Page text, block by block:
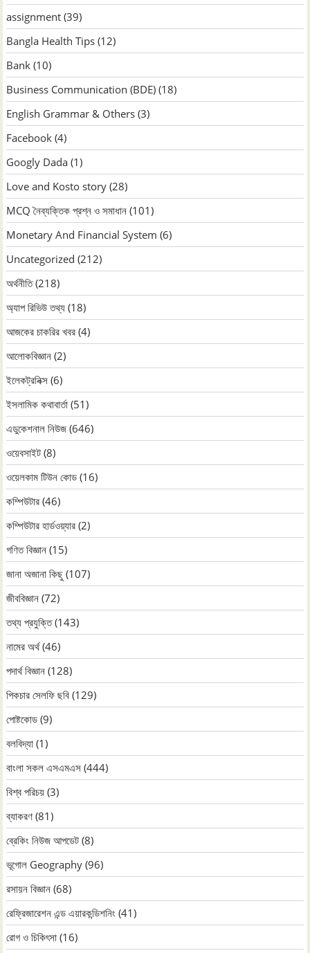
assignment (39)
Bangla Health Tips (12)
Bank (10)
Business Communication (BDE) (18)
English Grammar & Others (3)
Facebook (4)
Googly Dada (1)
Love and Kosto story (28)
MCQ নৈব্যক্তিক প্রশ্ন ও সমাধান (101)
Monetary And Financial System (6)
Uncategorized (212)
অর্থনীতি(218)
অ্যাপ রিভিউ তথ্য (18)
আজকের চাকরির খবর (4)
আলোকবিজ্ঞান (2)
ইলেকট্রনিক্স (6)
ইসলামিক কথাবার্তা (51)
এডুকেশনাল নিউজ (646)
ওয়েবসাইট (8)
ওয়েলকাম টিউন কোড (16)
কম্পিউটার (46)
কম্পিউটার হার্ডওয়্যার (2)
গণিত বিজ্ঞান (15)
জানা অজানা কিছু (107)
জীববিজ্ঞান (72)
তথ্য প্রযুক্তি(143)
নামের অর্থ(46)
পদার্থ বিজ্ঞান (128)
পিকচার সেলফি ছবি (129)
পোষ্টকোড (9)
বলবিদ্যা (1)
বাংলা সকল এসএমএস (444)
বিশ্ব পরিচয় (3)
ব্যাকরণ (81)
ব্রেকিং নিউজ আপডেট (8)
ভূগোল Geography (96)
রসায়ন বিজ্ঞান (68)
রেফ্রিজারেশন এন্ড এয়ারকন্ডিশনিং (41)
রোগ ও চিকিৎসা (16)